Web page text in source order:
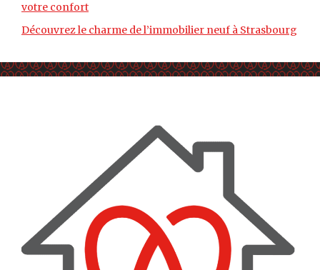
votre confort
Découvrez le charme de l’immobilier neuf à Strasbourg